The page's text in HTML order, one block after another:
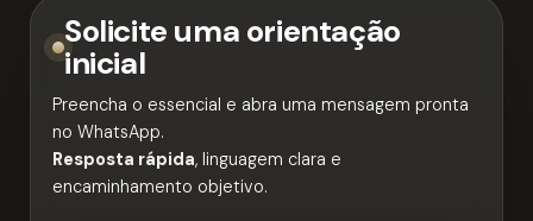
Solicite uma orientação
inicial
Preencha o essencial e abra uma mensagem pronta
no WhatsApp.
Resposta rápida, linguagem clara e
encaminhamento objetivo.